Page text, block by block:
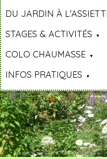
DU JARDIN À
STAGES & ACTIVITÉS
COLO CHAUMASSE
INFOS PRATIQUES